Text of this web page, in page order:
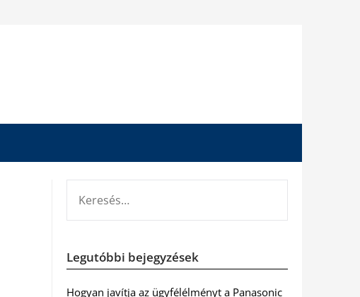
Legutóbbi bejegyzések
Hogyan javítja az ügyfélélményt a Panasonic